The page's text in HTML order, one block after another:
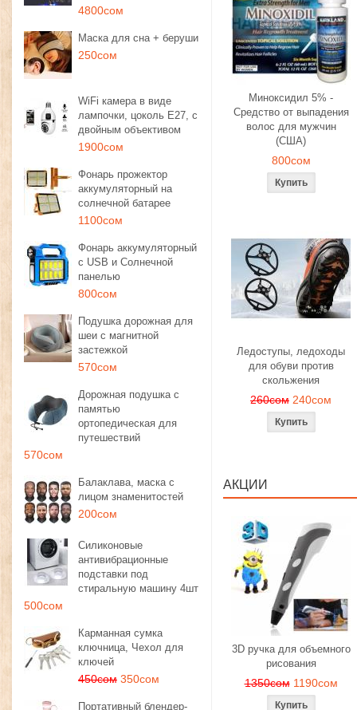
4800сом
Маска для сна + беруши
250сом
WiFi камера в виде
лампочки, цоколь E27, с
двойным объективом
1900сом
Фонарь прожектор
аккумуляторный на
солнечной батарее
1100сом
Фонарь аккумуляторный
с USB и Солнечной
панелью
800сом
Подушка дорожная для
шеи с магнитной
застежкой
570сом
Дорожная подушка с
памятью
ортопедическая для
путешествий
570сом
Балаклава, маска с
лицом знаменитостей
200сом
Силиконовые
антивибрационные
подставки под
стиральную машину 4шт
500сом
Карманная сумка
ключница, Чехол для
ключей
450сом 350сом
Портативный блендер-
Миноксидил 5% -
Средство от выпадения
волос для мужчин
(США)
800сом
Ледоступы, ледоходы
для обуви против
скольжения
260сом 240сом
АКЦИИ
3D ручка для объемного
рисования
1350сом 1190сом